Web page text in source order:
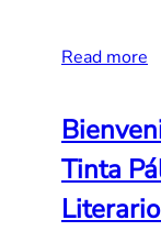
Read more
Tinta